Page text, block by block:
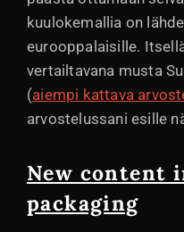
kuulokemallia on
eurooppalaisille.
vertailtavana musta
(aiempi kattava
arvostelussani esille
New content
packaging